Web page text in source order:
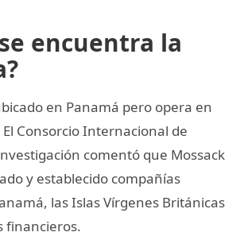
encuentra la
en Panamá pero opera en
Consorcio Internacional de
comentó que Mossack
y establecido compañías
las Islas Vírgenes Británicas
financieros.